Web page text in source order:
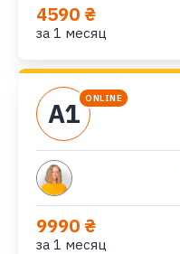
4590 ₴
за 1 месяц
ONLINE
А1
9990 ₴
за 1 месяц